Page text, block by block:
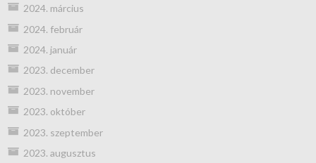
2024. március
2024. február
2024. január
2023. december
2023. november
2023. október
2023. szeptember
2023. augusztus